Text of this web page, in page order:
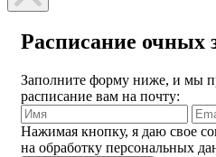
Расписание очных
Заполните форму ниже, и мы
расписание вам на почту:
Нажимая кнопку, я даю свое
на обработку персональных